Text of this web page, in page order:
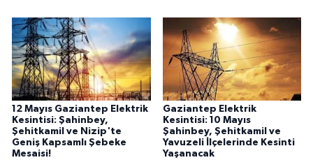
12 Mayıs Gaziantep Elektrik
Kesintisi: Şahinbey,
Şehitkamil ve Nizip'te
Geniş Kapsamlı Şebeke
Mesaisi!
Gaziantep Elektrik
Kesintisi: 10 Mayıs
Şahinbey, Şehitkamil ve
Yavuzeli İlçelerinde Kesinti
Yaşanacak